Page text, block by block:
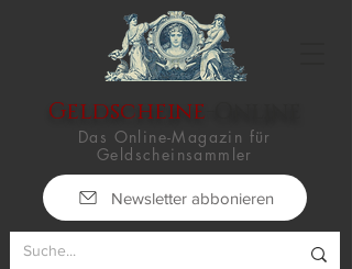
Geldscheine
Das Online-Magazin für
Geldscheinsammler
Newsletter abbonieren